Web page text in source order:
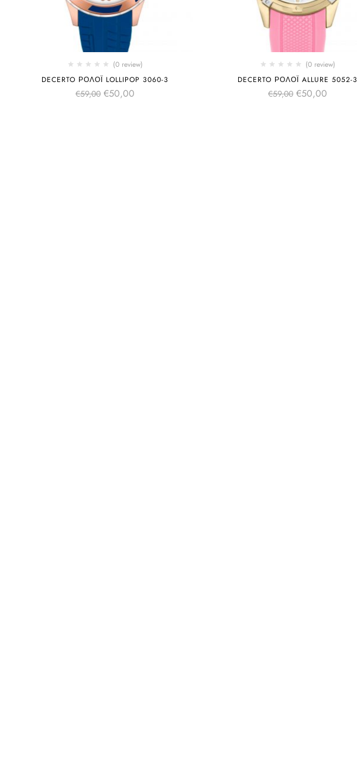
(0 review)
DECERTO ΡΟΛΌΙ LOLLIPOP 3060-3
€59,00 €50,00
(0 review)
DECERTO ΡΟΛΌΙ ALLURE 5052-3
€59,00 €50,00